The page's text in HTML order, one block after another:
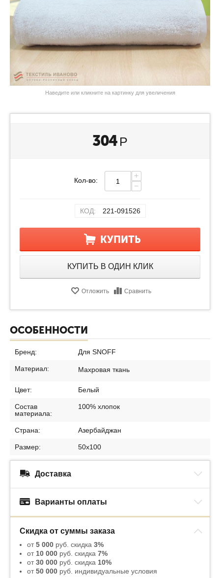
Наведите или кликните на картинку для увеличения
304 Р
Кол-во:
+
−
КОД: 221-091526
КУПИТЬ
КУПИТЬ В ОДИН КЛИК
Отложить Сравнить
ОСОБЕННОСТИ
Бренд: Для SNOFF
Материал: Махровая ткань
Цвет: Белый
Состав
материала:
100% хлопок
Страна: Азербайджан
Размер: 50х100
Доставка
Варианты оплаты
Скидка от суммы заказа
от5 000 руб. скидка 3%
от 10 000 руб. скидка 7%
от30 000 руб. скидка 10%
от50 000 руб. индивидуальные условия